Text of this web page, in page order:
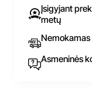
Įsigyjant
metų
Asmeninės